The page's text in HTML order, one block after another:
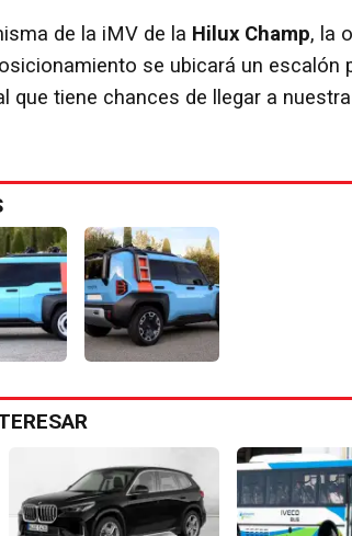
de la iMV de la Hilux Champ, la
se ubicará un escalón
que tiene chances de llegar a